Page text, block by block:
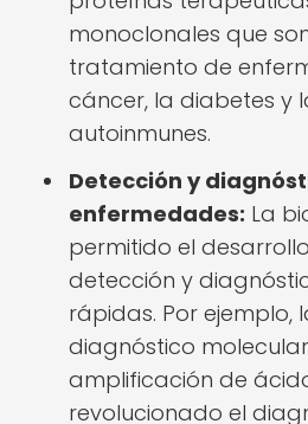
monoclonales que
tratamiento de
cáncer, la diabetes y
autoinmunes.
Detección y
enfermedades: La
permitido el
detección y
rápidas. Por ejemplo,
diagnóstico
amplificación de
revolucionado el